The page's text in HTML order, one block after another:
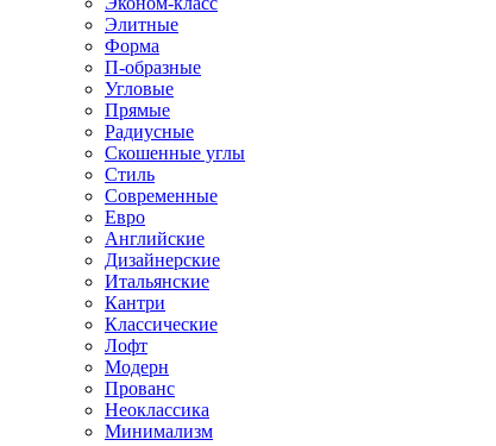
Элитные
Форма
П-образные
Угловые
Прямые
Радиусные
Скошенные углы
Стиль
Современные
Евро
Английские
Дизайнерские
Итальянские
Кантри
Классические
Лофт
Модерн
Прованс
Неоклассика
Минимализм